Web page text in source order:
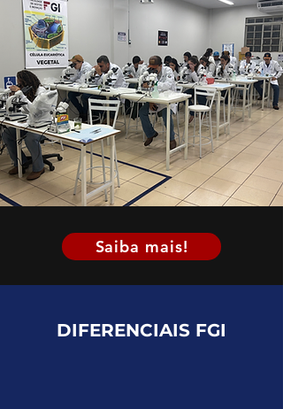
Saiba mais!
DIFERENCIAIS FGI